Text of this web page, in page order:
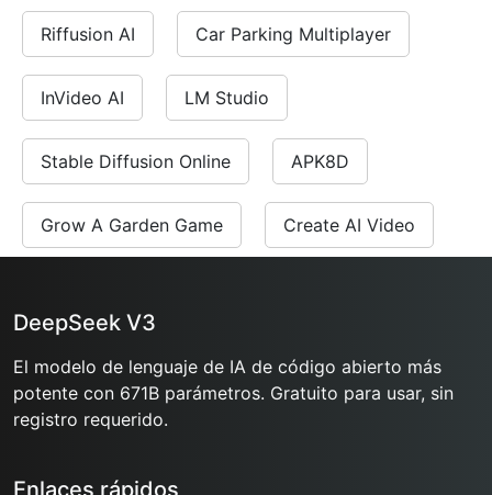
Riffusion AI Car Parking Multiplayer
InVideo AI LM Studio
Stable Diffusion Online APK8D
Grow A Garden Game Create AI Video
DeepSeek V3
El modelo de lenguaje de IA de código abierto más
potente con 671B parámetros. Gratuito para usar, sin
registro requerido.